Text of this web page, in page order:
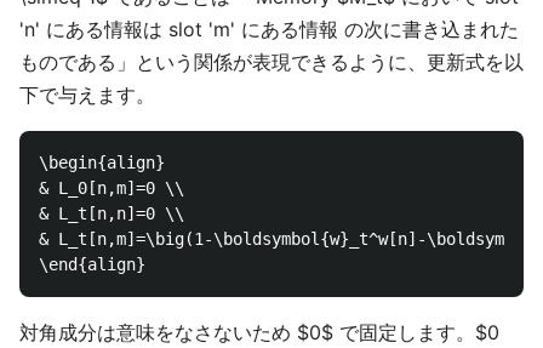
'n' にある情報は slot 'm' にある情報 の次に書き込まれた
ものである」という関係が表現できるように、更新式を以
下で与えます。
\begin{align}
& L_0[n,m]=0 \\
& L_t[n,n]=0 \\
& L_t[n,m]=\big(1-\boldsymbol{w}_t^w[n]-
対角成分は意味をなさないため $0$ で固定します。$0